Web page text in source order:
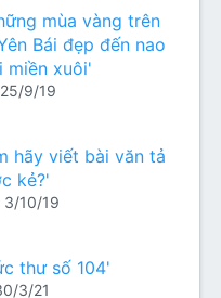
mùa vàng trên
Bái đẹp đến nao
miền xuôi'
25/9/19
hãy viết bài văn tả
kẻ?'
3/10/19
thư số 104'
3/21